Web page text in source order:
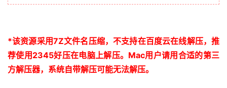
*该资源采用7Z文件名压缩，不支持在百度云在线解压，推
荐使用2345好压在电脑上解压。 Mac用户请用合适的第三
方解压器，系统自带解压可能无法解压。